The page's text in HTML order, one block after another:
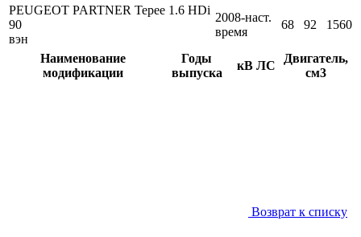
PEUGEOT PARTNER Tepee 1.6 HDi
90
вэн
2008-наст.
время
68 92 1560
Наименование
модификации
Годы
выпуска
кВ ЛС
Двигатель,
см3
Возврат к списку